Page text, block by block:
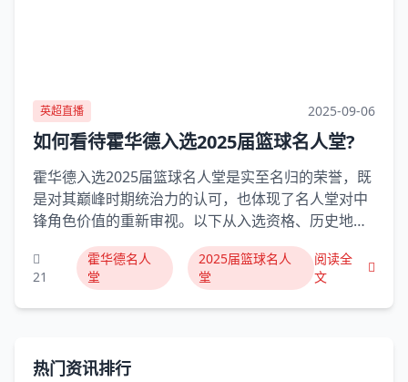
英超直播 2025-09-06
如何看待霍华德入选2025届篮球名人堂?
霍华德入选2025届篮球名人堂是实至名归的荣誉，既
是对其巅峰时期统治力的认可，也体现了名人堂对中
锋角色价值的重新审视。以下从入选资格、历史地
位、争议与认可、仪式意义四个维度展开分析：一、
入选资格：数据与荣誉的硬性支撑核心荣誉：霍华德
职业生涯8次入选全明星、8次最佳阵容(5次一阵)、3
次最佳防守球员(DPOY)、4次一防，这些荣誉在中锋
21
霍华德名人
堂
2025届篮球名人
堂
阅读全
文
热门资讯排行